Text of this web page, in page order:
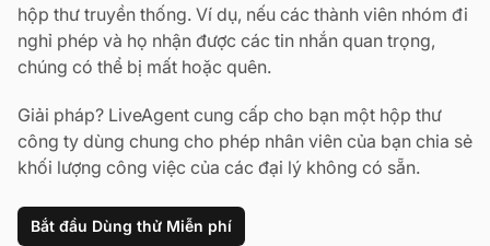
hộp thư truyền thống. Ví dụ, nếu các thành viên nhóm đi
nghỉ phép và họ nhận được các tin nhắn quan trọng,
chúng có thể bị mất hoặc quên.
Giải pháp? LiveAgent cung cấp cho bạn một hộp thư
công ty dùng chung cho phép nhân viên của bạn chia sẻ
khối lượng công việc của các đại lý không có sẵn.
Bắt đầu Dùng thử Miễn phí